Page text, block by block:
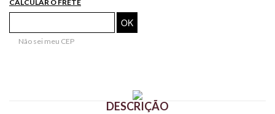
CALCULAR O FRETE
Não sei meu CEP
DESCRIÇÃO